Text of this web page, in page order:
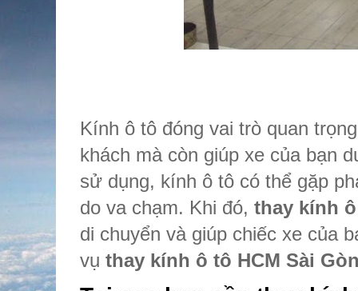
Kính ô tô đóng vai trò quan
khách mà còn giúp xe của bạn
sử dụng, kính ô tô có thể gặp
do va chạm. Khi đó, thay kính
di chuyển và giúp chiếc xe của
vụ thay kính ô tô HCM Sài